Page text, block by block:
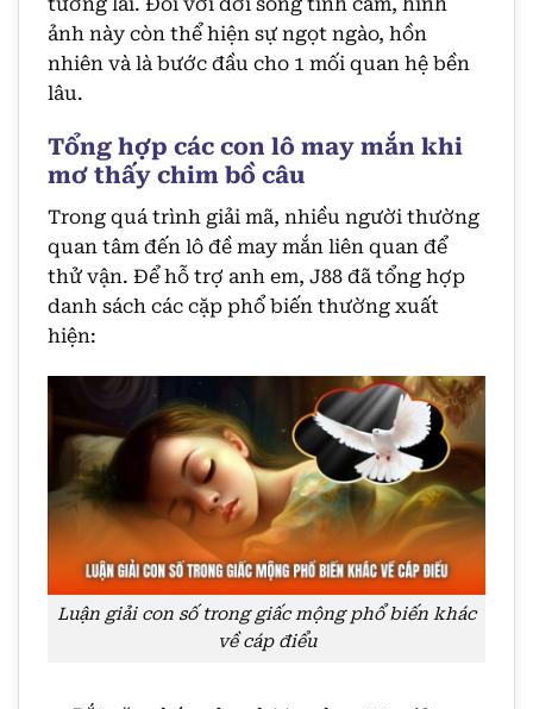
tương lai. Đối với đời sống tình cảm, hình
ảnh này còn thể hiện sự ngọt ngào, hồn
nhiên và là bước đầu cho 1 mối quan hệ bền
lâu.
Tổng hợp các con lô may mắn khi
mơ thấy chim bồ câu
Trong quá trình giải mã, nhiều người thường
quan tâm đến lô đề may mắn liên quan để
thử vận. Để hỗ trợ anh em, J88 đã tổng hợp
danh sách các cặp phổ biến thường xuất
hiện:
Luận giải con số trong giấc mộng phổ biến khác
về cáp điểu